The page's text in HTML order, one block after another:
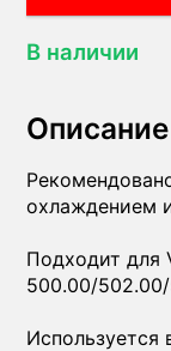
В наличии
Описание
охлаждением
Подходит для
500.00/
Используется